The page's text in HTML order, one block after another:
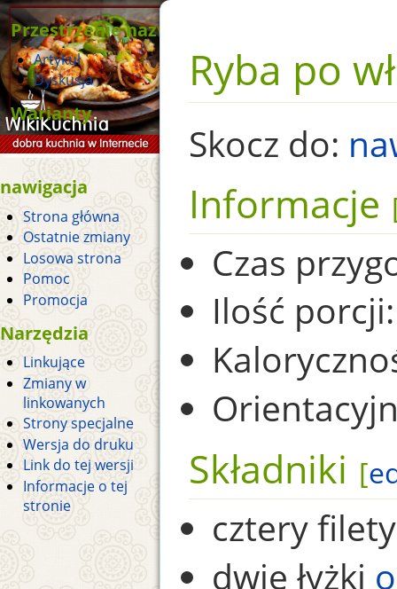
Ryba po
Skocz do:
Informacje
Czas
Ilość porcji:
Składniki [
cztery
dwie łyżki
Przestrzenie nazw
Artykuł
Dyskusja
Warianty
nawigacja
Strona główna
Ostatnie zmiany
Losowa strona
Pomoc
Promocja
Narzędzia
Linkujące
Zmiany w
linkowanych
Strony specjalne
Wersja do druku
Link do tej wersji
Informacje o tej
stronie